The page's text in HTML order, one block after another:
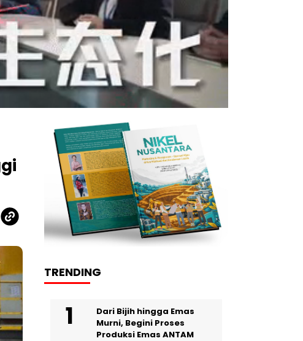
TRENDING
Dari Bijih hingga Emas
Murni, Begini Proses
Produksi Emas ANTAM